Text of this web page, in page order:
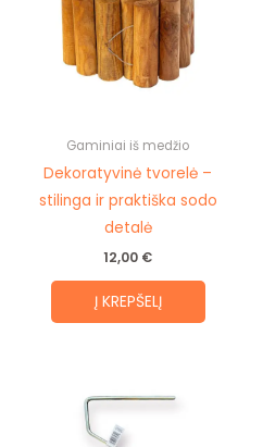
Gaminiai iš medžio
Dekoratyvinė tvorelė –
stilinga ir praktiška sodo
detalė
12,00 €
Į KREPŠELĮ